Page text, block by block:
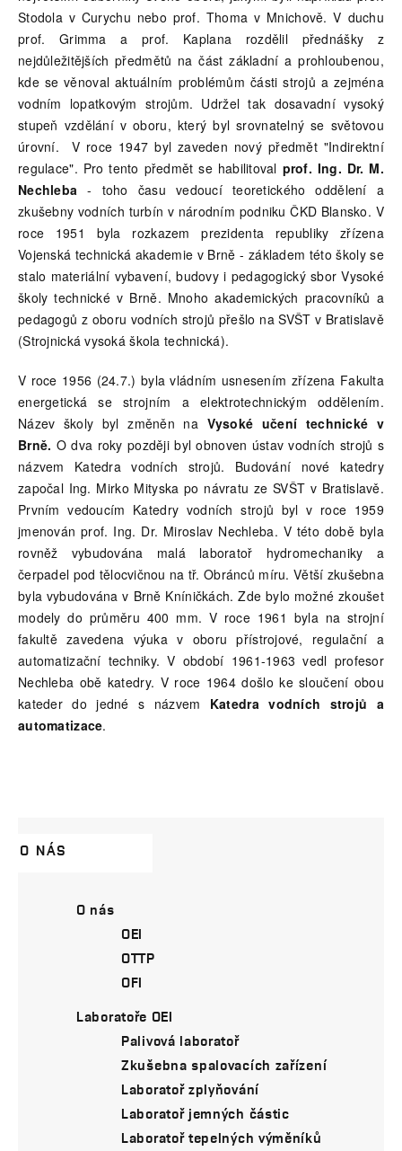
Stodola v Curychu nebo prof. Thoma v Mnichově. V duchu
prof. Grimma a prof. Kaplana rozdělil přednášky z
nejdůležitějších předmětů na část základní a prohloubenou,
kde se věnoval aktuálním problémům části strojů a zejména
vodním lopatkovým strojům. Udržel tak dosavadní vysoký
stupeň vzdělání v oboru, který byl srovnatelný se světovou
úrovní. V roce 1947 byl zaveden nový předmět "Indirektní
regulace". Pro tento předmět se habilitoval prof. Ing. Dr. M.
Nechleba - toho času vedoucí teoretického oddělení a
zkušebny vodních turbín v národním podniku ČKD Blansko. V
roce 1951 byla rozkazem prezidenta republiky zřízena
Vojenská technická akademie v Brně - základem této školy se
stalo materiální vybavení, budovy i pedagogický sbor Vysoké
školy technické v Brně. Mnoho akademických pracovníků a
pedagogů z oboru vodních strojů přešlo na SVŠT v Bratislavě
(Strojnická vysoká škola technická).
V roce 1956 (24.7.) byla vládním usnesením zřízena Fakulta
energetická se strojním a elektrotechnickým oddělením.
Název školy byl změněn na Vysoké učení technické v
Brně. O dva roky později byl obnoven ústav vodních strojů s
názvem Katedra vodních strojů. Budování nové katedry
započal Ing. Mirko Mityska po návratu ze SVŠT v Bratislavě.
Prvním vedoucím Katedry vodních strojů byl v roce 1959
jmenován prof. Ing. Dr. Miroslav Nechleba. V této době byla
rovněž vybudována malá laboratoř hydromechaniky a
čerpadel pod tělocvičnou na tř. Obránců míru. Větší zkušebna
byla vybudována v Brně Kníničkách. Zde bylo možné zkoušet
modely do průměru 400 mm. V roce 1961 byla na strojní
fakultě zavedena výuka v oboru přístrojové, regulační a
automatizační techniky. V období 1961-1963 vedl profesor
Nechleba obě katedry. V roce 1964 došlo ke sloučení obou
kateder do jedné s názvem Katedra vodních strojů a
automatizace.
O NÁS
O nás
OEI
OTTP
OFI
Laboratoře OEI
Palivová laboratoř
Zkušebna spalovacích zařízení
Laboratoř zplyňování
Laboratoř jemných částic
Laboratoř tepelných výměníků